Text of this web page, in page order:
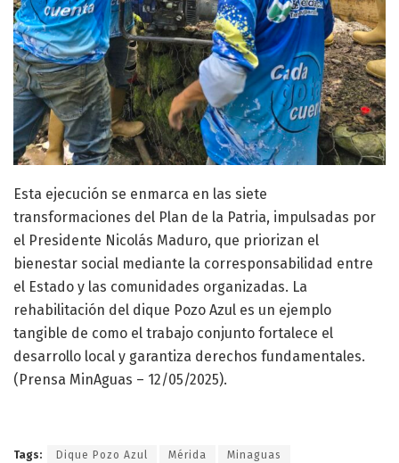
Esta ejecución se enmarca en las siete
transformaciones del Plan de la Patria, impulsadas por
el Presidente Nicolás Maduro, que priorizan el
bienestar social mediante la corresponsabilidad entre
el Estado y las comunidades organizadas. La
rehabilitación del dique Pozo Azul es un ejemplo
tangible de como el trabajo conjunto fortalece el
desarrollo local y garantiza derechos fundamentales.
(Prensa MinAguas – 12/05/2025).
Tags: Dique Pozo Azul Mérida Minaguas